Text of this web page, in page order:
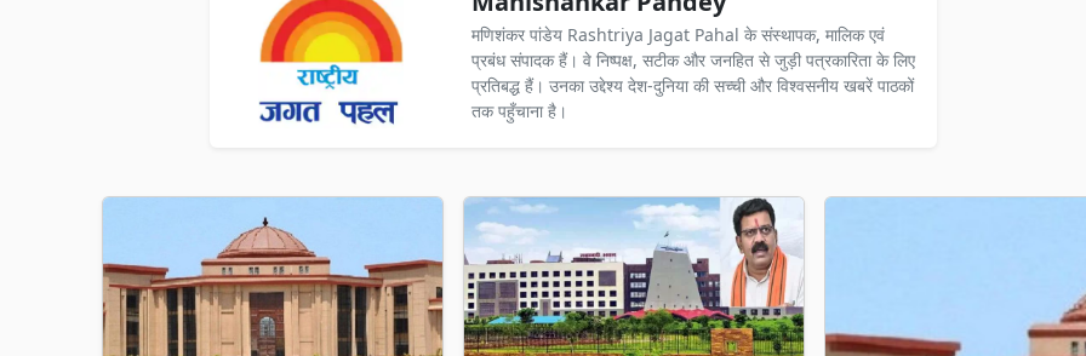
मणिशंकर पांडेय Rashtriya Jagat Pahal के संस्थापक, मालिक एवं
प्रबंध संपादक हैं। वे निष्पक्ष, सटीक और जनहित से जुड़ी पत्रकारिता के लिए
प्रतिबद्ध हैं। उनका उद्देश्य देश-दुनिया की सच्ची और विश्वसनीय खबरें पाठकों
तक पहुँचाना है।